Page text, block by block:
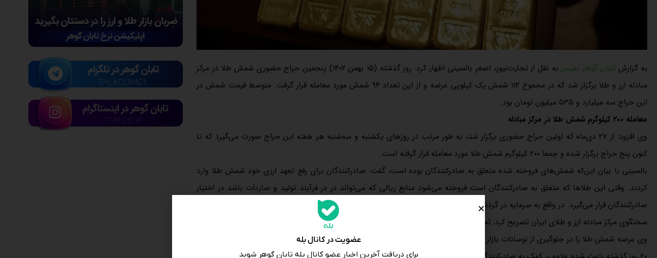
به گزارش تابان گوهر نفیس
به نقل از تجارت‌نیوز، اصغر بالسینی اظهار کرد: روز گذشته (۱۵ بهمن ۱۴۰۲) پنجمین حراج حضوری شمش طلا در مرکز
مبادله ارز و طلا برگزار شد که در مجموع ۱۱۲ شمش یک کیلویی عرضه و از این تعداد ۹۴ شمش مورد معامله قرار گرفت. متوسط قیمت شمش در
این حراج سه میلیارد و ۵۳۵ میلیون تومان بود.
معامله ۲۰۰ کیلوگرم شمش طلا در مرکز مبادله
وی افزود: از ۲۷ دی‌ماه که اولین حراج حضوری برگزار شد، به طور مرتب در روزهای یکشنبه و سه‌شنبه هر هفته این حراج صورت می‌گیرد که تا
کنون پنج حراج برگزار شده و جمعا ۲۰۰ کیلوگرم شمش طلا مورد معامله قرار گرفته است.
بالسینی با بیان این‌که شمش‌های فروخته شده متعلق به صادرکنندگان بوده است، گفت: صادرکنندگان برای رفع تعهد ارزی خود شمش طلا وارد
کردند. وقتی این طلاها که متعلق به صادرکنندگان است فروخته می‌شود منابع ریالی که می‌تواند در در فرآیند تولید و صاردات باشد در اختیار
صادرکنندگان قرار می‌گیرد. در واقع به سرمایه در گردش تولیدکنندگان و صادرکنندگان کمک می‌شود.
سخنگوی مرکز مبادله ارز و طلای ایران تصریح کرد: ثمره دیگر این اقدام آن است که نیازهای مصرفی به طلا از طریق مرکز مبادله تامین می‌شود.
عضویت در کانال بله
برای دریافت آخرین اخبار عضو کانال بله تابان گوهر شوید